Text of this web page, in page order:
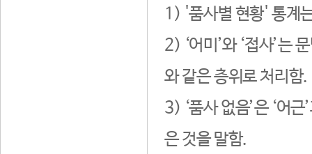
1) '품사별 현황' 통계
2) ‘어미’와 ‘접사’는
와 같은 층위로 처리함.
3) ‘품사 없음’은 ‘어
은 것을 말함.